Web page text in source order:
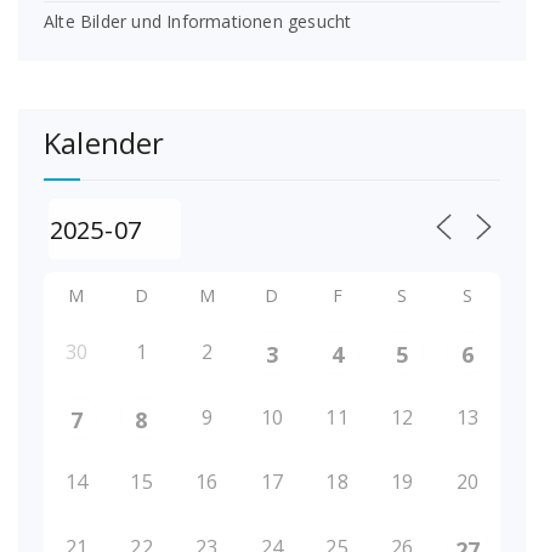
Alte Bilder und Informationen gesucht
Kalender
M D M D F S S
30 1 2 3 4 5 6
7 8 9 10 11 12 13
14 15 16 17 18 19 20